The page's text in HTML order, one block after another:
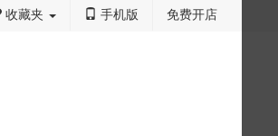
收藏夹 手机版 免费开店